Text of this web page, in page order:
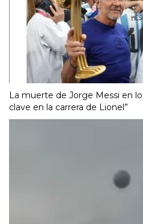
La muerte de Jorge Messi en
clave en la carrera de Lionel”